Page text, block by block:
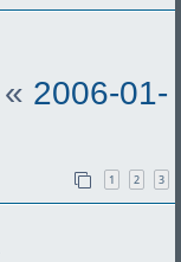
« 2006-01-
1 2 3